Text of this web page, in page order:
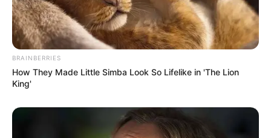
BRAINBERRIES
How They Made Little Simba Look So Lifelike in 'The Lion
King'